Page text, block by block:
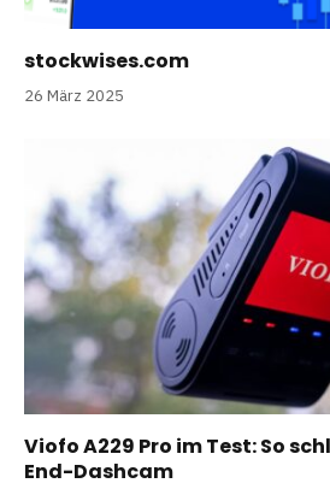
stockwises.com
26 März 2025
Viofo A229 Pro im Test: So
End-Dashcam